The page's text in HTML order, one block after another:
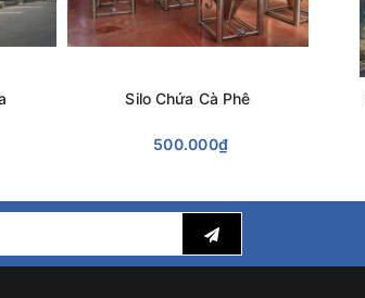
liệu,....
Silo Chứa Cà Phê
500.000₫